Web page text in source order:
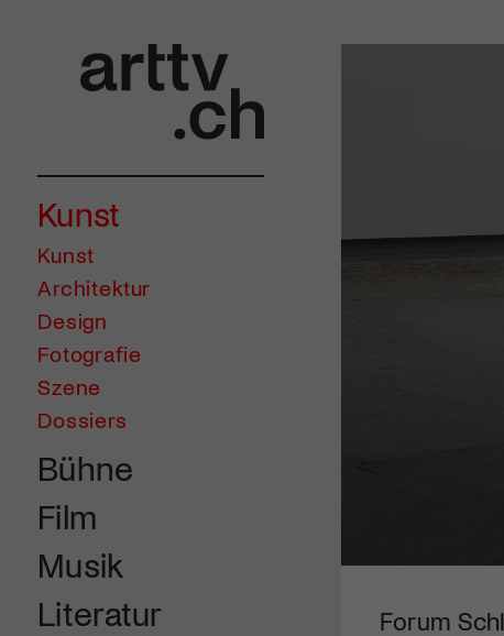
Kunst
Kunst
Architektur
Design
Fotografie
Szene
Dossiers
Bühne
Film
Musik
Literatur
Forum